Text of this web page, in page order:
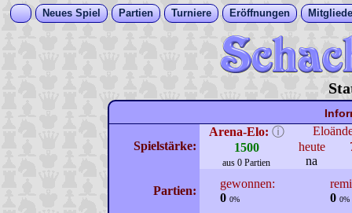
Neues Spiel Partien Turniere Eröffnungen
Spielstärke:
Arena-Elo: ⓘ
1500
aus 0 Partien
heute
na
Partien:
gewonnen:
0 0%
0 0%